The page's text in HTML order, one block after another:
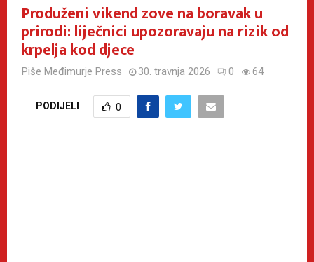
Produženi vikend zove na boravak u
prirodi: liječnici upozoravaju na rizik od
krpelja kod djece
Piše Međimurje Press 30. travnja 2026 0 64
PODIJELI 0